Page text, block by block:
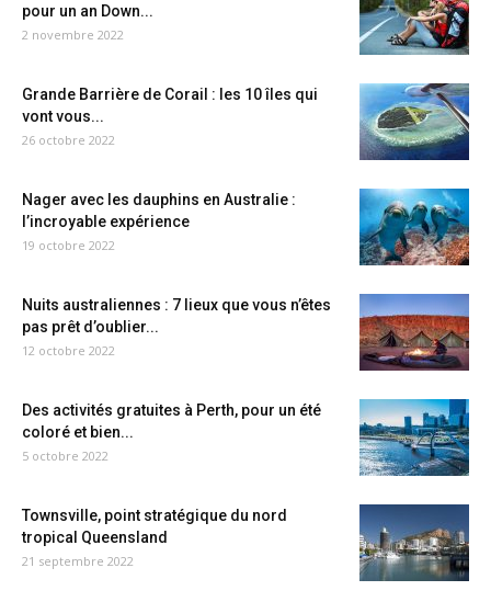
pour un an Down...
2 novembre 2022
Grande Barrière de Corail : les 10 îles qui
vont vous...
26 octobre 2022
Nager avec les dauphins en Australie :
l’incroyable expérience
19 octobre 2022
Nuits australiennes : 7 lieux que vous n’êtes
pas prêt d’oublier...
12 octobre 2022
Des activités gratuites à Perth, pour un été
coloré et bien...
5 octobre 2022
Townsville, point stratégique du nord
tropical Queensland
21 septembre 2022